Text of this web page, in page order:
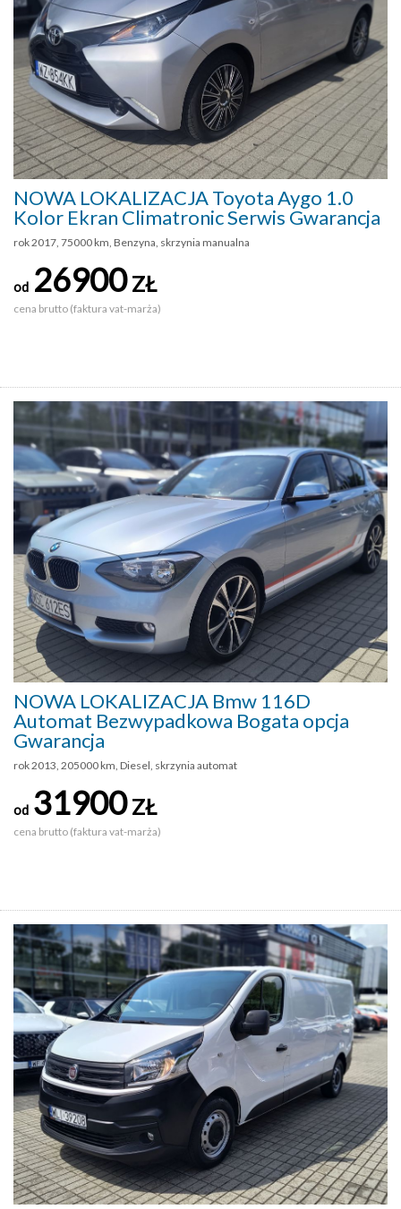
NOWA LOKALIZACJA Toyota Aygo 1.0
Kolor Ekran Climatronic Serwis Gwarancja
rok 2017, 75000 km, Benzyna, skrzynia manualna
od 26900ZŁ
cena brutto (faktura vat-marża)
NOWA LOKALIZACJA Bmw 116D
Automat Bezwypadkowa Bogata opcja
Gwarancja
rok 2013, 205000 km, Diesel, skrzynia automat
od 31900ZŁ
cena brutto (faktura vat-marża)